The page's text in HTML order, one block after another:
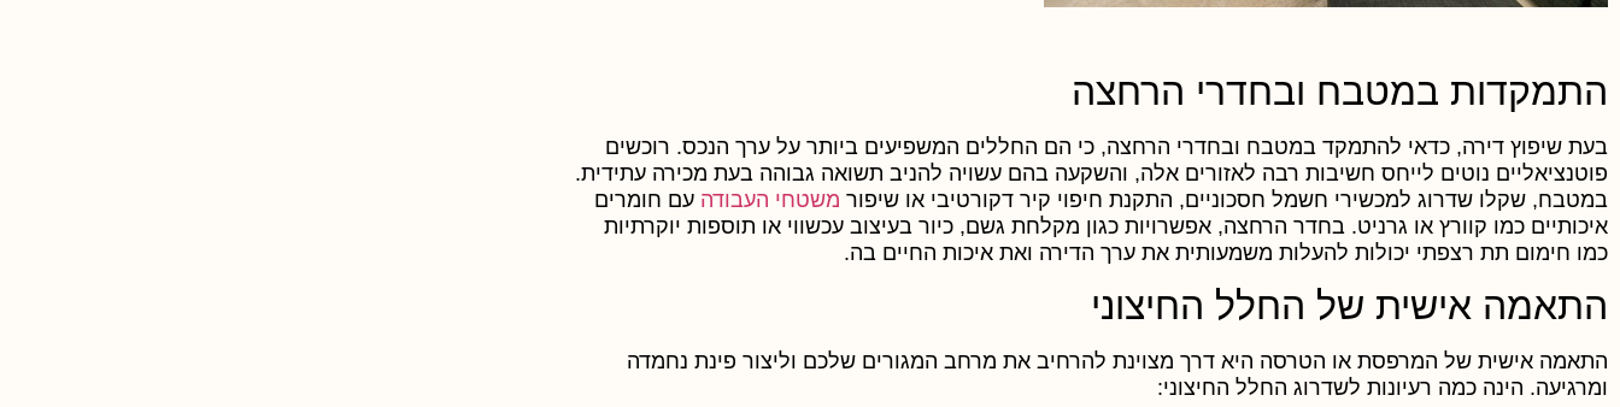
התמקדות במטבח ובחדרי הרחצה
בעת שיפוץ דירה, כדאי להתמקד במטבח ובחדרי הרחצה, כי הם החללים המשפיעים ביותר על ערך הנכס. רוכשים
פוטנציאליים נוטים לייחס חשיבות רבה לאזורים אלה, והשקעה בהם עשויה להניב תשואה גבוהה בעת מכירה עתידית.
במטבח, שקלו שדרוג למכשירי חשמל חסכוניים, התקנת חיפוי קיר דקורטיבי או שיפור משטחי העבודה עם חומרים
איכותיים כמו קוורץ או גרניט. בחדר הרחצה, אפשרויות כגון מקלחת גשם, כיור בעיצוב עכשווי או תוספות יוקרתיות
כמו חימום תת רצפתי יכולות להעלות משמעותית את ערך הדירה ואת איכות החיים בה.
התאמה אישית של החלל החיצוני
התאמה אישית של המרפסת או הטרסה היא דרך מצוינת להרחיב את מרחב המגורים שלכם וליצור פינת נחמדה
ומרגיעה. הינה כמה רעיונות לשדרוג החלל החיצוני: